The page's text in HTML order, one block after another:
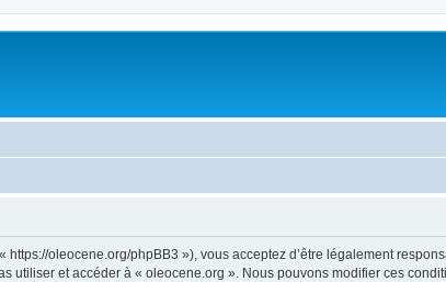
oleocene.org/phpBB3 »), vous acceptez d’être légalement
utiliser et accéder à « oleocene.org ». Nous pouvons modifier ces